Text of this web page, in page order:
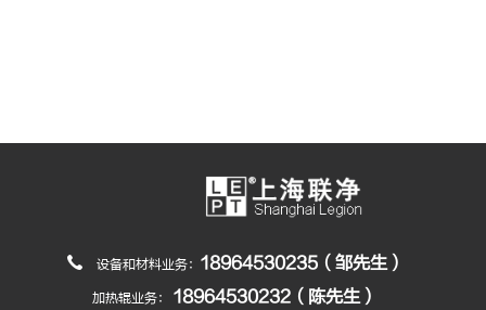
设备和材料业务： 18964530235（邹先生）
加热辊业务： 18964530232（陈先生）